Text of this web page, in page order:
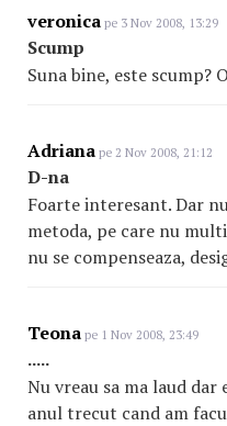
veronica pe 3 Nov 2008, 13:29
Scump
Suna bine, este scump?
Adriana pe 2 Nov 2008, 21:12
D-na
Foarte interesant. Dar
metoda, pe care nu
nu se compenseaza,
Teona pe 1 Nov 2008, 23:49
.....
Nu vreau sa ma laud dar
anul trecut cand am